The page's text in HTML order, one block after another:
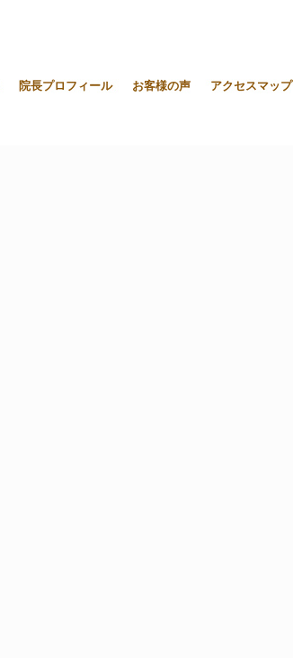
院長プロフィール お客様の声 アクセスマップ